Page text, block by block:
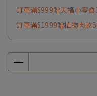
訂單滿$999贈天福小零
訂單滿$1999贈植物肉乾